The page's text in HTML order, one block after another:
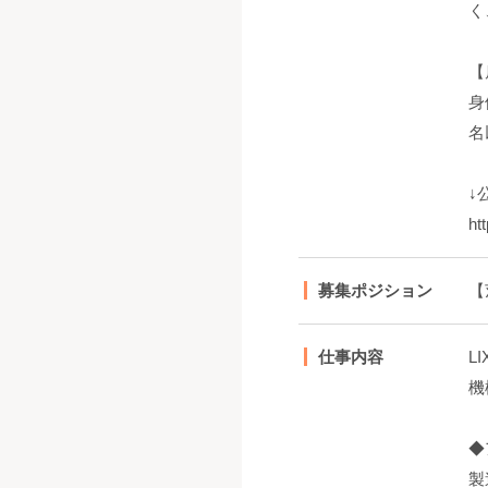
身
↓
募集ポジション
仕事内容
◆